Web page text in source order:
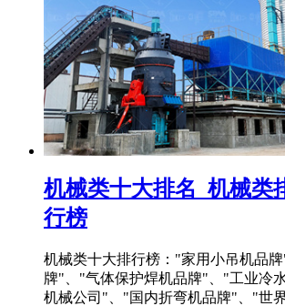
机械类十大排名_机械类
行榜
机械类十大排行榜："家用小吊机品
牌"、"气体保护焊机品牌"、"工业冷
机械公司"、"国内折弯机品牌"、"世